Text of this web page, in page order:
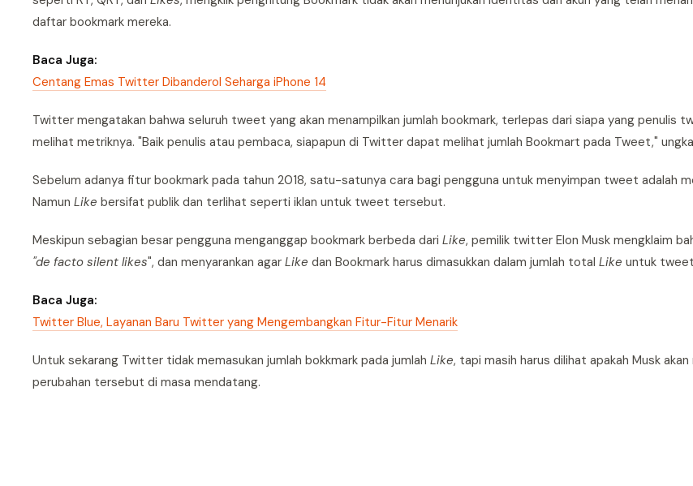
daftar bookmark mereka.
Baca Juga:
Centang Emas Twitter Dibanderol Seharga iPhone 14
Twitter mengatakan bahwa seluruh tweet yang akan menampilkan jumlah bookmark, terlepas dari siapa yang penulis
melihat metriknya. "Baik penulis atau pembaca, siapapun di Twitter dapat melihat jumlah Bookmart pada Tweet,"
Sebelum adanya fitur bookmark pada tahun 2018, satu-satunya cara bagi pengguna untuk menyimpan tweet adalah
Namun Like bersifat publik dan terlihat seperti iklan untuk tweet tersebut.
Meskipun sebagian besar pengguna menganggap bookmark berbeda dari Like, pemilik twitter Elon Musk mengklaim
"de facto silent likes", dan menyarankan agar Like dan Bookmark harus dimasukkan dalam jumlah total Like untuk
Baca Juga:
Twitter Blue, Layanan Baru Twitter yang Mengembangkan Fitur-Fitur Menarik
Untuk sekarang Twitter tidak memasukan jumlah bokkmark pada jumlah Like, tapi masih harus dilihat apakah Musk
perubahan tersebut di masa mendatang.